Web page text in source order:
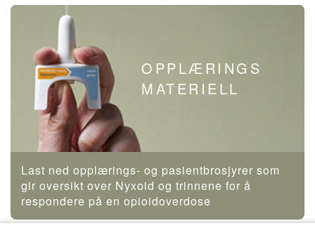
OPPLÆRINGS
MATERIELL
Last ned opplærings- og pasientbrosjyrer som
gir oversikt over Nyxoid og trinnene for å
respondere på en opioidoverdose